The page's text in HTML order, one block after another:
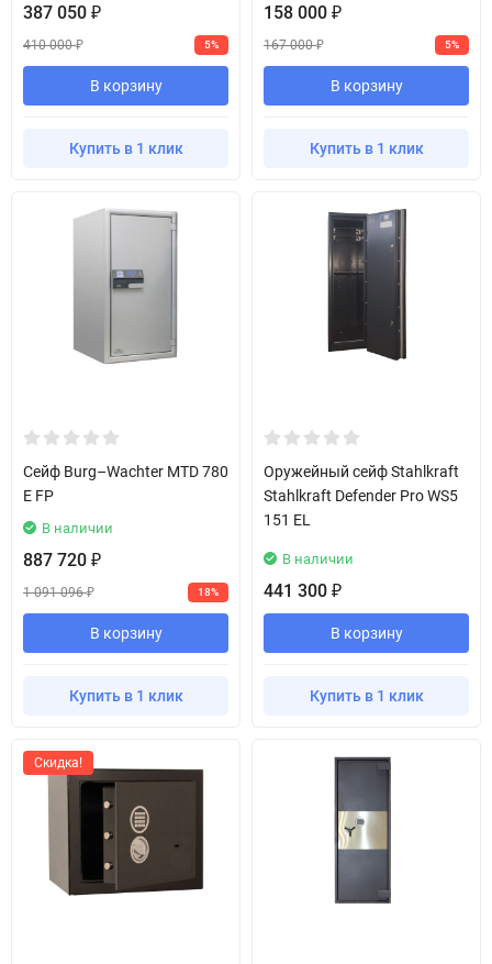
387 050 ₽
410 000₽ 5%
В корзину
Купить в 1 клик
158 000 ₽
167 000₽ 5%
В корзину
Купить в 1 клик
Сейф Burg–Wachter MTD 780
E FP
В наличии
887 720 ₽
1 091 096₽ 18%
В корзину
Купить в 1 клик
Оружейный сейф Stahlkraft
Stahlkraft Defender Pro WS5
151 EL
В наличии
441 300 ₽
В корзину
Купить в 1 клик
Скидка!